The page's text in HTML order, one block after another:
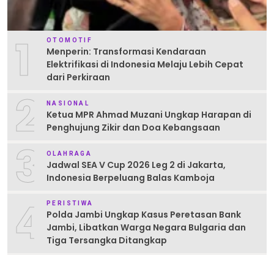
1 OTOMOTIF
Menperin: Transformasi Kendaraan
Elektrifikasi di Indonesia Melaju Lebih Cepat
dari Perkiraan
2 NASIONAL
Ketua MPR Ahmad Muzani Ungkap Harapan di
Penghujung Zikir dan Doa Kebangsaan
3 OLAHRAGA
Jadwal SEA V Cup 2026 Leg 2 di Jakarta,
Indonesia Berpeluang Balas Kamboja
4 PERISTIWA
Polda Jambi Ungkap Kasus Peretasan Bank
Jambi, Libatkan Warga Negara Bulgaria dan
Tiga Tersangka Ditangkap